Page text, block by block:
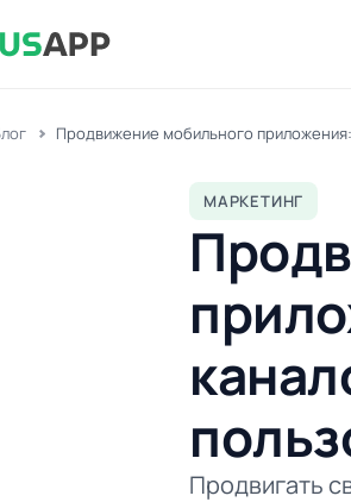
Продвижение мобильного
МАРКЕТИНГ
Продвигать